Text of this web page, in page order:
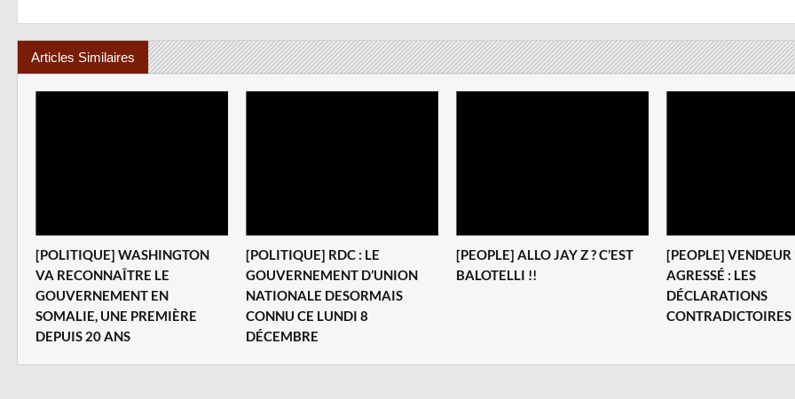
Articles Similaires
‎[POLITIQUE] WASHINGTON
VA RECONNAÎTRE LE
GOUVERNEMENT EN
SOMALIE, UNE PREMIÈRE
DEPUIS 20 ANS
[POLITIQUE] RDC : LE
GOUVERNEMENT D’UNION
NATIONALE DESORMAIS
CONNU CE LUNDI 8
DÉCEMBRE
‎[PEOPLE] ALLO JAY Z ? C’EST
BALOTELLI !!
[PEOPLE]
AGRESSÉ : LES
DÉCLARATIONS
CONTRADICTOIRES